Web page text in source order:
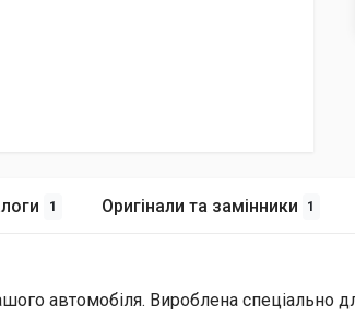
1 Оригінали та замінники 1
автомобіля. Вироблена спеціально